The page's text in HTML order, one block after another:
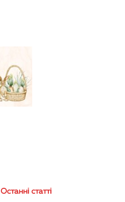
Останні статті